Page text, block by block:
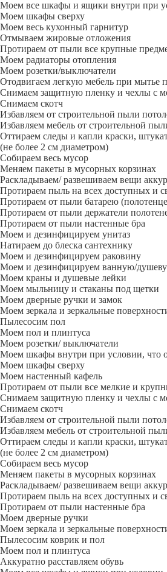
Моем все шкафы и ящики внутри при
Моем шкафы сверху
Моем весь кухонный гарнитур
Отмываем жировые отложения
Протираем от пыли все крупные
Моем радиаторы отопления
Моем розетки/выключатели
Отодвигаем легкую мебель при мытье
Снимаем защитную пленку и чехлы с
Снимаем скотч
Избавляем от строительной пыли
Избавляем мебель от строительной
Оттираем следы и капли краски,
(не более 2 см диаметром)
Собираем весь мусор
Меняем пакеты в мусорных корзинах
Раскладываем/ развешиваем вещи
Протираем пыль на всех доступных и
Протираем от пыли батарею
Протираем от пыли держатели
Протираем от пыли настенные бра
Моем и дезинфицируем унитаз
Натираем до блеска сантехнику
Моем и дезинфицируем раковину
Моем и дезинфицируем ванную/
Моем краны и душевые лейки
Моем мыльницу и стаканы под щетки
Моем дверные ручки и замок
Моем зеркала и зеркальные
Пылесосим пол
Моем пол и плинтуса
Моем розетки/ выключатели
Моем шкафы внутри при условии, что
Моем шкафы сверху
Моем настенный кафель
Протираем от пыли все мелкие и
Снимаем защитную пленку и чехлы с
Снимаем скотч
Избавляем от строительной пыли
Избавляем мебель от строительной
Оттираем следы и капли краски,
(не более 2 см диаметром)
Собираем весь мусор
Меняем пакеты в мусорных корзинах
Раскладываем/ развешиваем вещи
Протираем пыль на всех доступных и
Протираем от пыли настенные бра
Моем дверные ручки
Моем зеркала и зеркальные
Пылесосим коврик и пол
Моем пол и плинтуса
Аккуратно расставляем обувь